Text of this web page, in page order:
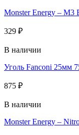
Monster Energy – M3
329 ₽
В наличии
Уголь Fanconi 25мм
875 ₽
В наличии
Monster Energy –